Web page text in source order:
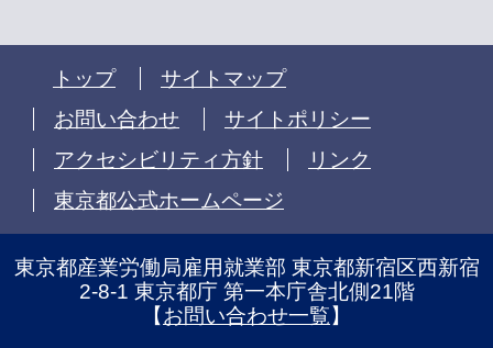
トップ
サイトマップ
お問い合わせ
サイトポリシー
アクセシビリティ方針
リンク
東京都公式ホームページ
東京都産業労働局雇用就業部 東京都新宿区西新宿
2-8-1 東京都庁 第一本庁舎北側21階
【お問い合わせ一覧】